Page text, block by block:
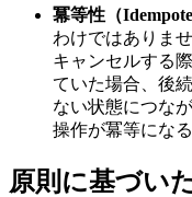
冪等性（
わけではありま
キャンセルする
ていた場合、後
ない状態につな
操作が冪等にな
原則に基づい